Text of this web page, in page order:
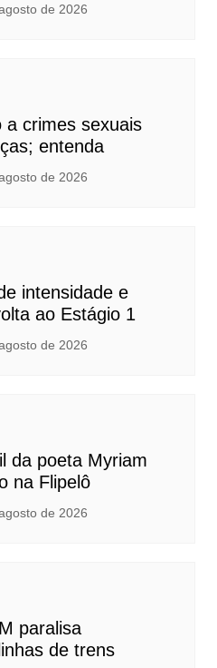
de 2026
a crimes sexuais
entenda
de 2026
intensidade e
ao Estágio 1
de 2026
da poeta Myriam
na Flipelô
de 2026
paralisa
de trens